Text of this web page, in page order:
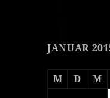
JANUAR
M D M